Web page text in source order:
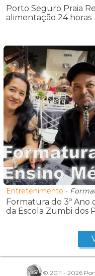
Porto Seguro Praia
alimentação 24 horas
Entretenimento -
Formatura do 3º Ano
da Escola Zumbi dos
© 2011 - 2026